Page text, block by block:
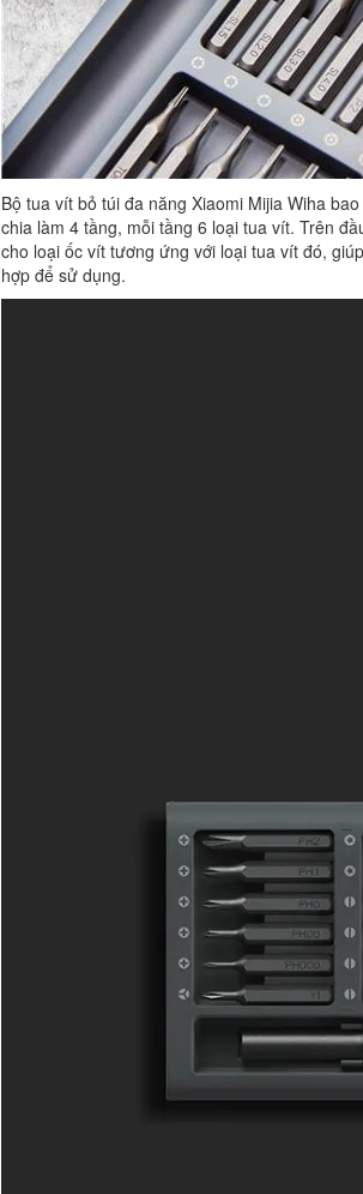
Bộ tua vít bỏ túi đa năng Xiaomi Mijia Wiha
chia làm 4 tầng, mỗi tầng 6 loại tua vít. Trên
cho loại ốc vít tương ứng với loại tua vít đó,
hợp để sử dụng.